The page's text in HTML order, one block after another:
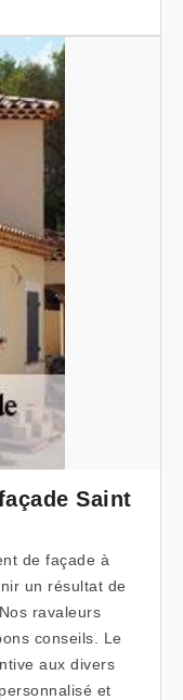
Saint
de façade à
un résultat de
ravaleurs
conseils. Le
aux divers
et